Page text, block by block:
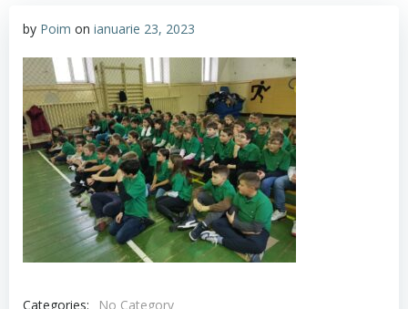
by Poim on ianuarie 23, 2023
Categories:
No Category